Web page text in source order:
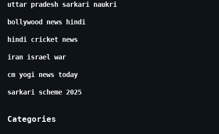
uttar pradesh sarkari naukri
bollywood news hindi
hindi cricket news
iran israel war
cm yogi news today
sarkari scheme 2025
Categories